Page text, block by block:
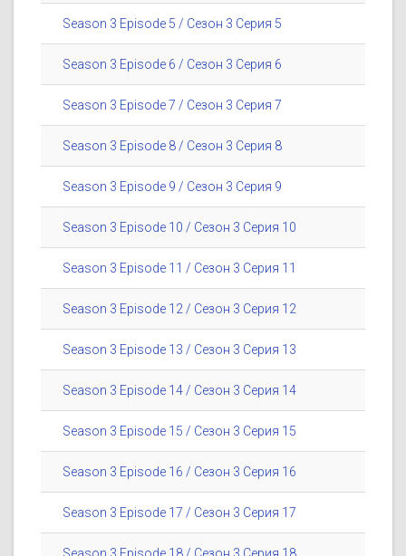
Season 3 Episode 5 / Сезон 3 Серия 5
Season 3 Episode 6 / Сезон 3 Серия 6
Season 3 Episode 7 / Сезон 3 Серия 7
Season 3 Episode 8 / Сезон 3 Серия 8
Season 3 Episode 9 / Сезон 3 Серия 9
Season 3 Episode 10 / Сезон 3 Серия 10
Season 3 Episode 11 / Сезон 3 Серия 11
Season 3 Episode 12 / Сезон 3 Серия 12
Season 3 Episode 13 / Сезон 3 Серия 13
Season 3 Episode 14 / Сезон 3 Серия 14
Season 3 Episode 15 / Сезон 3 Серия 15
Season 3 Episode 16 / Сезон 3 Серия 16
Season 3 Episode 17 / Сезон 3 Серия 17